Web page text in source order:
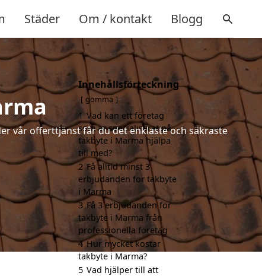
Städer Om / kontakt Blogg
vår offerttjänst får du det enklaste och säkraste
Innehållsförteckning
gömma
1 Vad kan ett företag
som är specialiserat på
takbyte i Marma hjälpa
till med?
2 Få alltid minst 3
erbjudanden för takbyte
i Marma
3 Få 3 erbjudanden för
takbyte i Marma från
professionella företag
4 Hur mycket kostar
takbyte i Marma?
5 Vad hjälper till att